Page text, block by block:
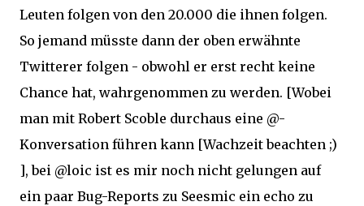
Leuten folgen von den 20.000 die ihnen folgen.
So jemand müsste dann der oben erwähnte
Twitterer folgen - obwohl er erst recht keine
Chance hat, wahrgenommen zu werden. [Wobei
man mit Robert Scoble durchaus eine @-
Konversation führen kann [Wachzeit beachten ;)
], bei @loic ist es mir noch nicht gelungen auf
ein paar Bug-Reports zu Seesmic ein echo zu